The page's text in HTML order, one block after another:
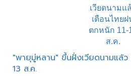
"พายุมู่หลาน" ขึ้นฝั่งเวียดนามแล้
13 ส.ค.